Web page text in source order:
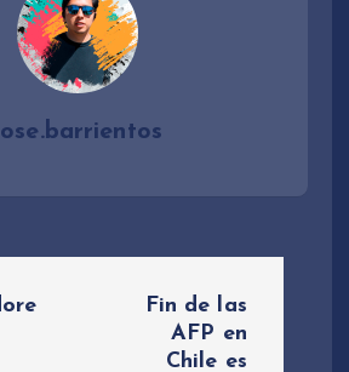
Fin de las
AFP en
Chile es